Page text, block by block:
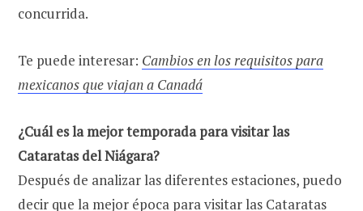
concurrida.
Te puede interesar: Cambios en los requisitos para
mexicanos que viajan a Canadá
¿Cuál es la mejor temporada para visitar las
Cataratas del Niágara?
Después de analizar las diferentes estaciones, puedo
decir que la mejor época para visitar las Cataratas